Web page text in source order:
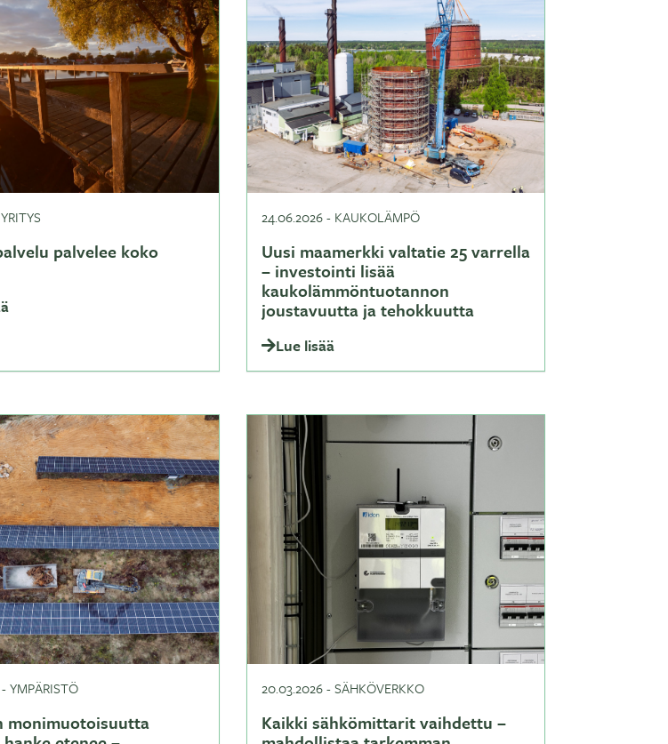
YRITYS
palvelee koko
24.06.2026- KAUKOLÄMPÖ
Uusi maamerkki valtatie 25 varrella
– investointi lisää
kaukolämmöntuotannon
joustavuutta ja tehokkuutta
Lue lisää
YMPÄRISTÖ
monimuotoisuutta
20.03.2026-SÄHKÖVERKKO
Kaikki sähkömittarit vaihdettu –